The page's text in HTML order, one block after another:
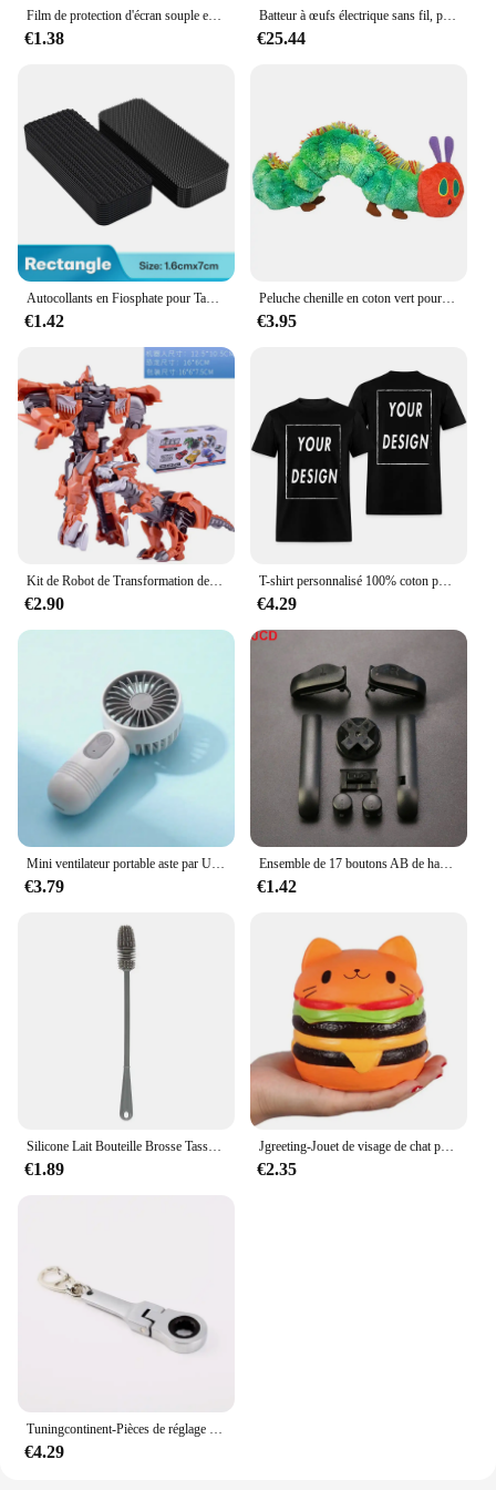
Film de protection d'écran souple en TPU pour console de jeu, housse de film HD, Guatemala, R36S, RGB20S, déterminer
€1.38
Batteur à œufs électrique sans fil, portable, 3 vitesses, pour centre commercial, pâte à gâteau, crème, outils de cuisine, 1 pièce
€25.44
Autocollants en Fiosphate pour Tapis de Maison, Double Face, Haute Adhéjouit, Tapis de Sol de Voiture, Patchs macro, Bandes Antidérapantes, 20 40 60 Pièces
€1.42
Peluche chenille en coton vert pour enfants, jouet doux, Animal très affamé, joli, cadeau créatif, décoration de la maison, 22CM
€3.95
€2.90
T-shirt personnalisé 100% coton pour hommes et femmes, faites votre logo design, texte, taille UE, devant, dos, t-shirt personnalisé des deux côtés
€4.29
€3.79
Ensemble de 17 boutons AB de haute qualité, boutons avancés, pour Gameboy, cadre pour GBA D, bouton marche/arrêt
€1.42
€1.89
Jgreeting-Jouet de visage de chat pour enfants, Burger Squishy, Squishy, Doux parfumé, Slow Rising Squeeze, Souligné, Instituts, Bébé, Cadeau de Noël, JxPU
€2.35
€4.29